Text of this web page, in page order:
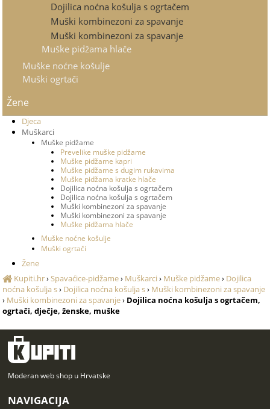
Dojilica noćna košulja s ogrtačem
Muški kombinezoni za spavanje
Muški kombinezoni za spavanje
Muške pidžama hlače
Muške noćne košulje
Muški ogrtači
Žene
Djeca
Muškarci
Muške pidžame
Prevelike muške pidžame
Muške pidžame kapri
Muške pidžame s dugim rukavima
Muške pidžama kratke hlače
Dojilica noćna košulja s ogrtačem
Dojilica noćna košulja s ogrtačem
Muški kombinezoni za spavanje
Muški kombinezoni za spavanje
Muške pidžama hlače
Muške noćne košulje
Muški ogrtači
Žene
Kupiti.hr›Spavaćice-pidžame› Muškarci› Muške pidžame› Dojilica
noćna košulja s› Dojilica noćna košulja s› Muški kombinezoni za spavanje
› Muški kombinezoni za spavanje› Dojilica noćna košulja s ogrtačem,
ogrtači, dječje, ženske, muške
Moderan web shop u Hrvatske
NAVIGACIJA